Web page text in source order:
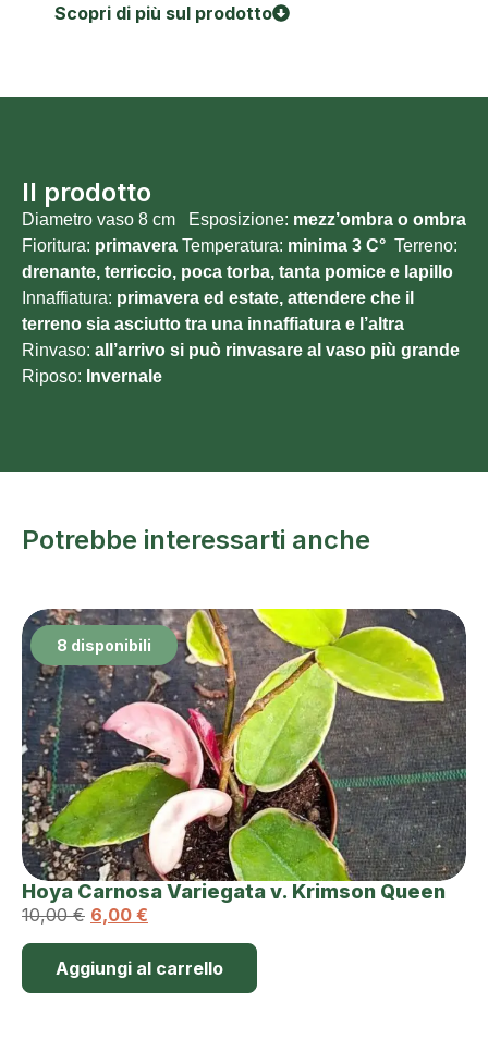
Scopri di più sul prodotto
Il prodotto
Diametro vaso 8 cm Esposizione: mezz’ombra o ombra
Fioritura: primavera Temperatura: minima 3 C° Terreno:
drenante, terriccio, poca torba, tanta pomice e lapillo
Innaffiatura: primavera ed estate, attendere che il
terreno sia asciutto tra una innaffiatura e l’altra
Rinvaso: all’arrivo si può rinvasare al vaso più grande
Riposo: Invernale
Potrebbe interessarti anche
8 disponibili
Hoya Carnosa Variegata v. Krimson Queen
10,00€ 6,00 €
Aggiungi al carrello